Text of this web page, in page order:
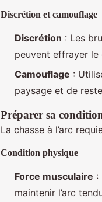
Discrétion et camouflage
Discrétion : Les
peuvent effrayer le
Camouflage :
paysage et de
Préparer sa
La chasse à l’arc
Condition physique
Force musculaire :
maintenir l’arc